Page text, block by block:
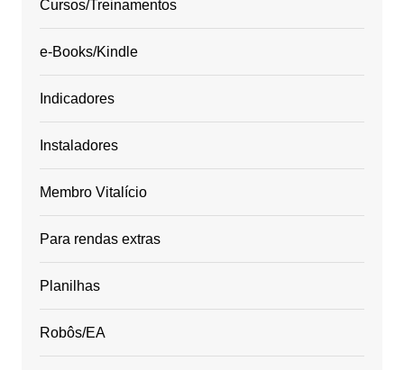
Cursos/Treinamentos
e-Books/Kindle
Indicadores
Instaladores
Membro Vitalício
Para rendas extras
Planilhas
Robôs/EA